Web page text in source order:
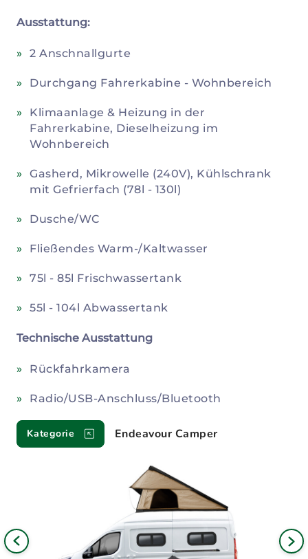
Ausstattung:
2 Anschnallgurte
Durchgang Fahrerkabine - Wohnbereich
Klimaanlage & Heizung in der
Fahrerkabine, Dieselheizung im
Wohnbereich
Gasherd, Mikrowelle (240V), Kühlschrank
mit Gefrierfach (78l - 130l)
Dusche/WC
Fließendes Warm-/Kaltwasser
75l - 85l Frischwassertank
55l - 104l Abwassertank
Technische Ausstattung
Rückfahrkamera
Radio/USB-Anschluss/Bluetooth
Kategorie Endeavour Camper